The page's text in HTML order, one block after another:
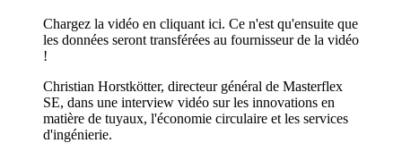
Chargez la vidéo en cliquant ici. Ce n'est qu'ensuite que
les données seront transférées au fournisseur de la vidéo
!
Christian Horstkötter, directeur général de Masterflex
SE, dans une interview vidéo sur les innovations en
matière de tuyaux, l'économie circulaire et les services
d'ingénierie.